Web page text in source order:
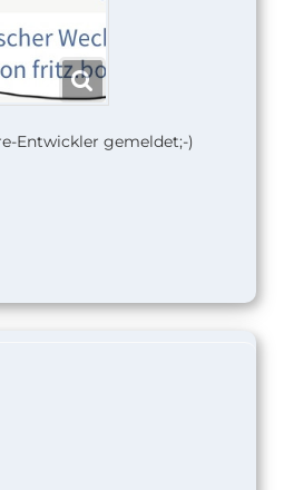
Entwickler gemeldet;-)